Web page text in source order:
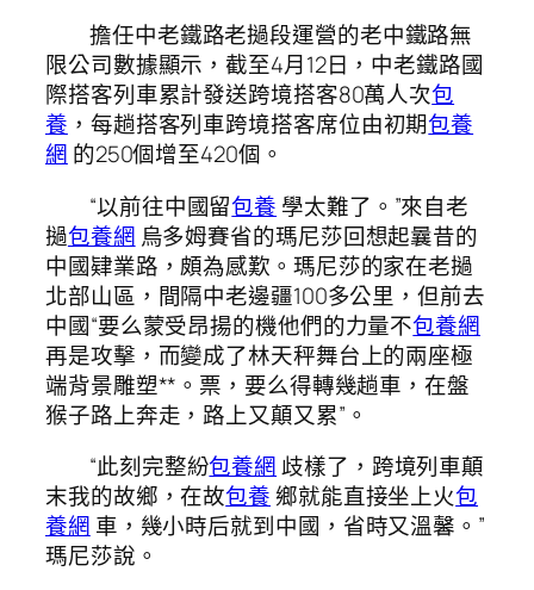
擔任中老鐵路老撾段運營的老中鐵路無
限公司數據顯示，截至4月12日，中老鐵路國
際搭客列車累計發送跨境搭客80萬人次包
養 ，每趟搭客列車跨境搭客席位由初期包養
網 的250個增至420個。
“以前往中國留包養 學太難了。”來自老
撾包養網 烏多姆賽省的瑪尼莎回想起曩昔的
中國肄業路，頗為感歎。瑪尼莎的家在老撾
北部山區，間隔中老邊疆100多公里，但前去
中國“要么蒙受昂揚的機他們的力量不包養網
再是攻擊，而變成了林天秤舞台上的兩座極
端背景雕塑**。票，要么得轉幾趟車，在盤
猴子路上奔走，路上又顛又累”。
“此刻完整紛包養網歧樣了，跨境列車顛
末我的故鄉，在故包養 鄉就能直接坐上火包
養網 車，幾小時后就到中國，省時又溫馨。”
瑪尼莎說。